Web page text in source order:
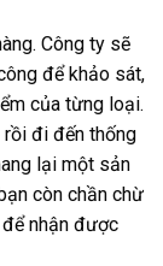
Công ty sẽ
để khảo sát,
của từng loại.
rồi đi đến thống
lại một sản
còn chần chừ
nhận được